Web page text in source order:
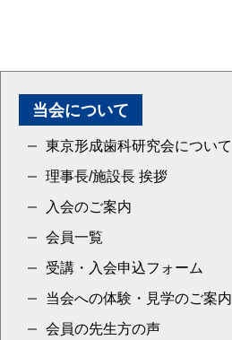
当会について
東京形成歯科研究会について
理事長/施設長 挨拶
入会のご案内
会員一覧
受講・入会申込フォーム
当会への体験・見学のご案内
会員の先生方の声